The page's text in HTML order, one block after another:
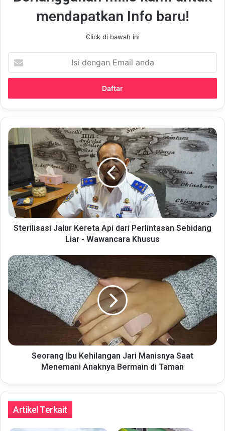
mendapatkan Info baru!
Click di bawah ini
dengan
Email
Sterilisasi
Jalur
Perlintasan
Sebidang
Liar
-
Wawancara
Sterilisasi Jalur Kereta Api dari Perlintasan Sebidang
Liar - Wawancara Khusus
Seorang
Ibu
Kehilangan
Jari
Manisnya
Bermain
Seorang Ibu Kehilangan Jari Manisnya Saat
Menemani Anaknya Bermain di Taman
Artikel Terkait